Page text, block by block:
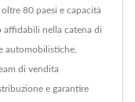
80 paesi e capacità
nella catena di
automobilistiche,
di vendita
e garantire